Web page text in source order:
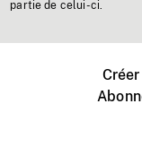
partie de celui-ci.